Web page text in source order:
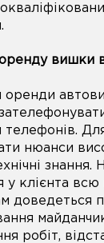
вишки
оренди
телефонів.
нюанси
у клієнта всю
доведеться
робіт,